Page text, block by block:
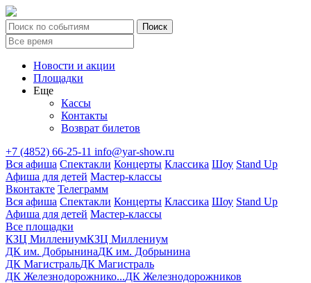
Новости и акции
Площадки
Еще
Кассы
Контакты
Возврат билетов
+7 (4852) 66-25-11 info@yar-show.ru
Вся афиша Спектакли Концерты Классика Шоу Stand Up
Афиша для детей Мастер-классы
Вконтакте Телеграмм
Вся афиша Спектакли Концерты Классика Шоу Stand Up
Афиша для детей Мастер-классы
Все площадки
КЗЦ МиллениумКЗЦ Миллениум
ДК им. ДобрынинаДК им. Добрынина
ДК МагистральДК Магистраль
ДК Железнодорожнико...ДК Железнодорожников